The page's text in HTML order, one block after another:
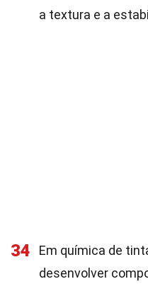
a textura e a
34
Em química de
desenvolver